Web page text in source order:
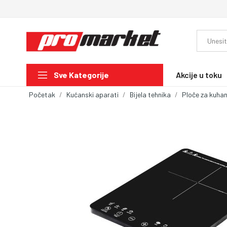
Sve Kategorije Akcije u toku
Početak Kućanski aparati Bijela tehnika Ploče za